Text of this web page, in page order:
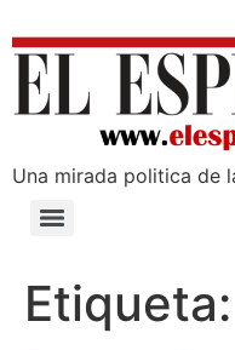
Una mirada poli­tica de
Etiqueta: